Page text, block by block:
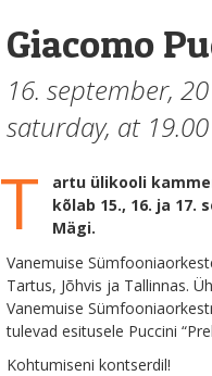
Giacomo
16. september,
saturday, at 19.00
T
artu ülikooli
kõlab 15., 16. ja 17.
Mägi.
Vanemuise
Tartus, Jõhvis ja Tallinnas.
Vanemuise
tulevad esitusele Puccini
Kohtumiseni kontserdil!